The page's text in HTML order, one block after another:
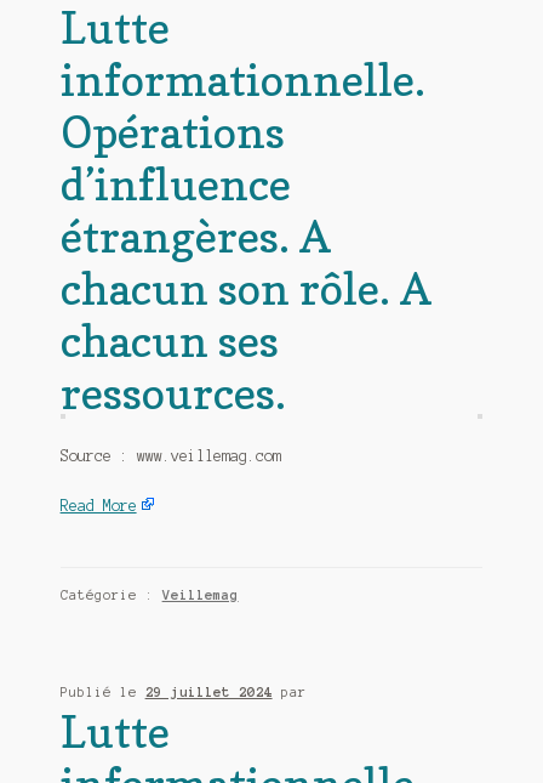
Lutte
informationnelle.
Opérations
d’influence
étrangères. A
chacun son rôle. A
chacun ses
ressources.
Source : www.veillemag.com
Read More
Catégorie :Veillemag
Publié le 29 juillet 2024 par
Lutte